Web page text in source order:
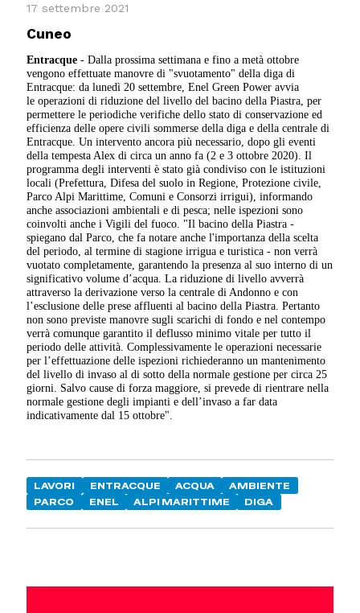
17 settembre 2021
Cuneo
Entracque - Dalla prossima settimana e fino a metà ottobre
vengono effettuate manovre di "svuotamento" della diga di
Entracque: da lunedì 20 settembre, Enel Green Power avvia
le operazioni di riduzione del livello del bacino della Piastra, per
permettere le periodiche verifiche dello stato di conservazione ed
efficienza delle opere civili sommerse della diga e della centrale di
Entracque. Un intervento ancora più necessario, dopo gli eventi
della tempesta Alex di circa un anno fa (2 e 3 ottobre 2020). Il
programma degli interventi è stato già condiviso con le istituzioni
locali (Prefettura, Difesa del suolo in Regione, Protezione civile,
Parco Alpi Marittime, Comuni e Consorzi irrigui), informando
anche associazioni ambientali e di pesca; nelle ispezioni sono
coinvolti anche i Vigili del fuoco. "Il bacino della Piastra -
spiegano dal Parco, che fa notare anche l'importanza della scelta
del periodo, al termine di stagione irrigua e turistica - non verrà
vuotato completamente, garantendo la presenza al suo interno di un
significativo volume d’acqua. La riduzione di livello avverrà
attraverso la derivazione verso la centrale di Andonno e con
l’esclusione delle prese affluenti al bacino della Piastra. Pertanto
non sono previste manovre sugli scarichi di fondo e nel contempo
verrà comunque garantito il deflusso minimo vitale per tutto il
periodo delle attività. Complessivamente le operazioni necessarie
per l’effettuazione delle ispezioni richiederanno un mantenimento
del livello di invaso al di sotto della normale gestione per circa 25
giorni. Salvo cause di forza maggiore, si prevede di rientrare nella
normale gestione degli impianti e dell’invaso a far data
indicativamente dal 15 ottobre".
LAVORI ENTRACQUE ACQUA
AMBIENTE
PARCO
ENEL ALPI MARITTIME DIGA